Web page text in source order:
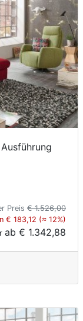
Preis € 1.526,00
€ 183,12 (≈ 12%)
ab € 1.342,88